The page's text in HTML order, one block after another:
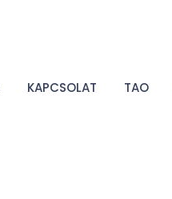
KAPCSOLAT TAO